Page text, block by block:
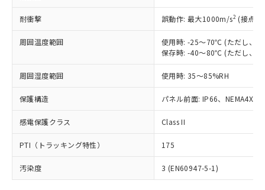
耐衝撃 誤動作: 最大1000m/s2 (接点
周囲温度範囲
使用時: -25～70℃ (ただし、氷
保存時: -40～80℃ (ただし、氷
周囲湿度範囲 使用時: 35～85%RH
保護構造 パネル前面: IP66、NEMA4X,
感電保護クラス Class II
PTI（トラッキング特性） 175
汚染度 3 (EN60947-5-1)
覧された時点での実際の在庫および標
準価格とは異なる場合があることをご
正式な納期状況および標準価格はお客
様のお取引先、またはお客様担当のオ
ムロン制御機器販売店・当社販売員に
オムロン制御機器販売店や当社販売拠
販売ネットワーク
」をご確認
ください。
在庫状況および標準価格結果を当社の
事前の承諾なく第三者に漏洩または開
マイパーツ機能（部品リスト作成サー
六価クロム(Cr(Ⅵ)) 1000ppm以下、ポリ臭化ビフェニル
類(PBB) 1000ppm以下、ポリ臭化ジフェニルエーテル類
(PBDE) 1000ppm以下、フタル酸ビス(2-エチルヘキシ
ル) (DEHP)(別名：DOP) 1000ppm以下、フタル酸ブチ
ルベンジル（BBP） 1000ppm以下、フタル酸ジブチル
（DBP） 1000ppm以下、フタル酸ジイソブチル
(DIBP) 1000ppm以下
フタル酸エステル類の４物質については閾値を超える意
図的な使用がないことを確認しています。
※2 対応予定月
部品在庫の切り替え状況などにより、予定
月が前後することがあります。
*中国RoHS10物質の基準値 (GB/T26572)：
Pb(鉛) :1000ppm、 Hg(水銀) : 1000ppm、 Cd(カドミウ
Cr(Ⅵ)(六価クロム) : 1000ppm、 PBBs(ポリ臭化ビフェ
ニル類) : 1000ppm、 PBDEs(ポリ臭化ジフェニルエーテ
DBP(フタル酸ジブチル) : 1000ppm、 DIBP(フタル酸ジ
イソブチル) : 1000ppm、 BBP(フタル酸ブチルベンジ
ル) : 1000ppm、
DEHP(フタル酸ビス(2-エチルヘキシル)) : 1000ppm
※2 環境保護使用期限
「ｅ」：有害物質（10物質）のすべてが基
準値以下であることを示します。
「10」：通常の使用状況下において有害物
質が外部に漏えいし、環境に深刻な影響を
国政府の輸出許可(または役務取引許
可)を取得するなどの必要な手続きを
当社は規制貨物を破棄する場合は、完
全に破砕するなど、違法に輸出されな
いよう必要な手段を講じます。
ル、化学兵器、生物兵器またはその他
武器並びにこれらの製造装置等に一切
使用いたしません。
当社は、貴社製品を第三者に販売する
場合は、上記1、2および3の内容を当
該第三者に通知します。また当社は、
販売先および販売に係わる関係者が違
法に輸出するおそれがある場合は、取
○ 一定数以上の在庫あり
一定数には満たないが在庫あり
在庫なし(最新の在庫状況につ
いては、お客様のお取引先、ま
たはお客様担当のオムロン制御
機器販売店・当社販売員にご確
認ください)
受注生産機種、また在庫状況の